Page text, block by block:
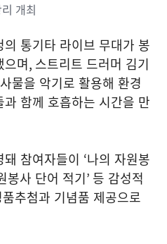
개최
통기타 라이브 무대가 봉
으며, 스트리트 드러머 김기
물을 악기로 활용해 환경
함께 호흡하는 시간을 만
참여자들이 ‘나의 자원봉
봉사 단어 적기’ 등 감성적
추첨과 기념품 제공으로